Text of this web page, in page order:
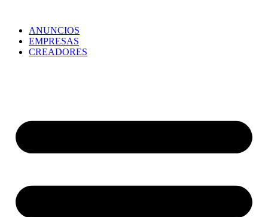
ANUNCIOS
EMPRESAS
CREADORES